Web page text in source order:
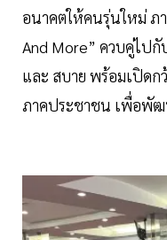
อนาคตให้คนรุ่นใหม่ ภ
And More” ควบคู่ไปกั
และ สบาย พร้อมเปิดก
ภาคประชาชน เพื่อพั